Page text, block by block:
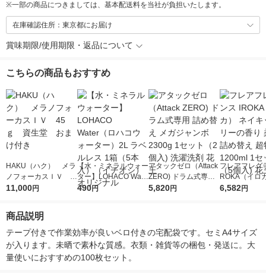
※一部の商品につきましては、基本配送料を当社が負担いたします。
在庫確認住所：東京都にお届け
賞味期限/使用期限・返品について
こちらの商品もおすすめ
HAKU（ハク） メラ
ノフォーカスＩＶ 4
5ｇ 資生堂 おまけ
11,000円
【水・ミネラルウォー
ター】LOHACO Wate
r（ロハコウォータ
490円
アタックゼロ（Attack
ZERO) ドラム式専用
詰め替え メガジャン
5,820円
フレアフレグ
ROKA（イロ
イキッドリリ
6,582円
商品説明
テープ付きで作業効率が良いベロ付きの宅配袋です。セミA4サイズ
が入ります。未晒で素朴な質感。衣類・雑貨等の梱包・発送に。大
量使いにおすすめの100枚セット。